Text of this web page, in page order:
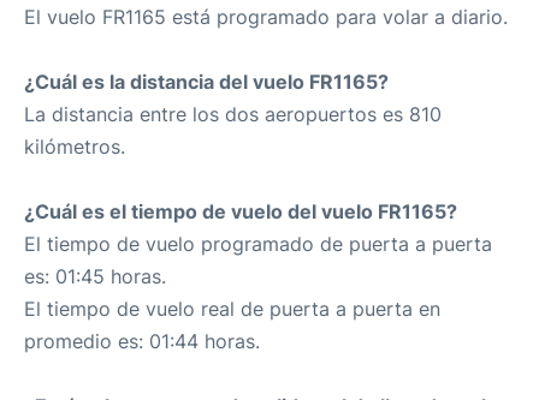
El vuelo FR1165 está programado para volar a diario.
¿Cuál es la distancia del vuelo FR1165?
La distancia entre los dos aeropuertos es 810
kilómetros.
¿Cuál es el tiempo de vuelo del vuelo FR1165?
El tiempo de vuelo programado de puerta a puerta
es: 01:45 horas.
El tiempo de vuelo real de puerta a puerta en
promedio es: 01:44 horas.